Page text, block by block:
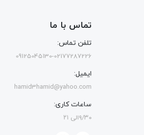
تماس با ما
تلفن تماس:
09125045130-02177287226
ایمیل:
hamid3hamid@yahoo.com
ساعات کاری:
۹/۳۰الی ۲۱